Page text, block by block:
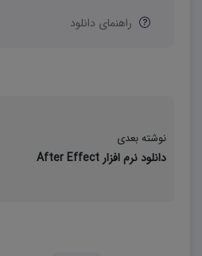
راهنمای دانلود
نوشته بعدی
دانلود نرم افزار After Effect